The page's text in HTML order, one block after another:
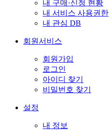
내 구매·신청 현황
내 서비스 사용권한
내 관심 DB
회원서비스
회원가입
로그인
아이디 찾기
비밀번호 찾기
설정
내 정보